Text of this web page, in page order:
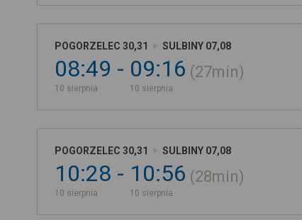
POGORZELEC 30,31 SULBINY 07,08
08:49
10 sierpnia
09:16
10 sierpnia
27min
POGORZELEC 30,31 SULBINY 07,08
10:28
10 sierpnia
10:56
10 sierpnia
28min